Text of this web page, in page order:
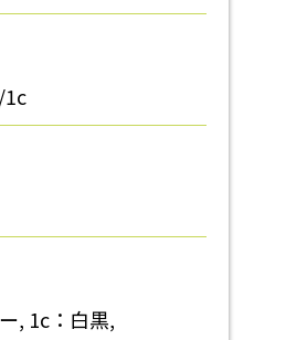
1c
, 1c：白黒,